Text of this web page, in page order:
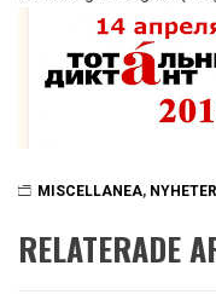
MISCELLANEA, NYHETER
RELATERADE